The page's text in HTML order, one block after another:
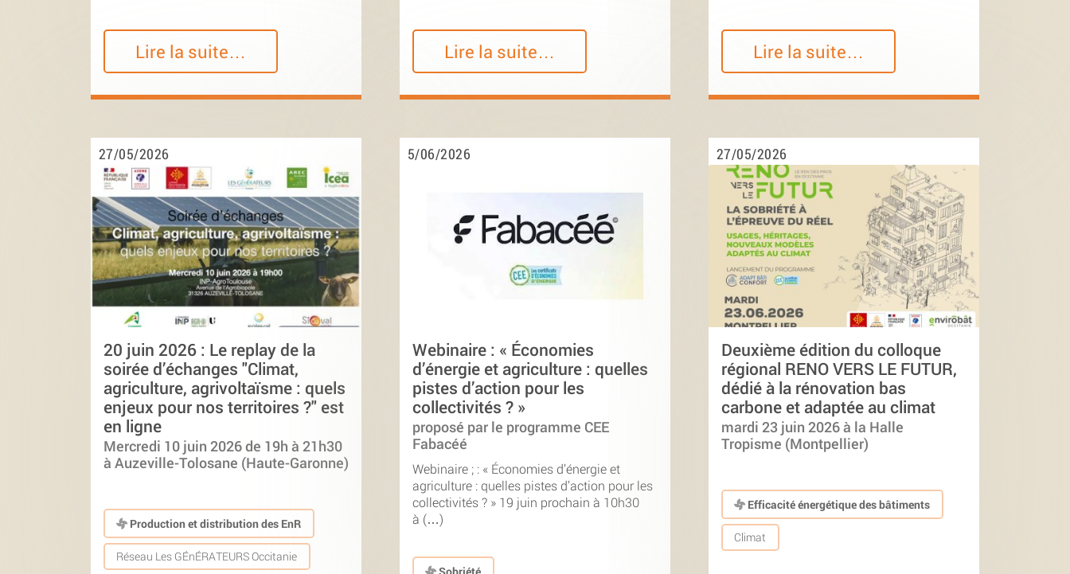
Lire la suite… Lire la suite… Lire la suite…
27/05/2026
20 juin 2026 : Le replay de la
soirée d’échanges "Climat,
agriculture, agrivoltaïsme : quels
enjeux pour nos territoires ?" est
en ligne
Mercredi 10 juin 2026 de 19h à 21h30
à Auzeville-Tolosane (Haute-Garonne)
Production et distribution des EnR
Réseau Les GÉnÉRATEURS Occitanie
5/06/2026
Webinaire : « Économies
d’énergie et agriculture : quelles
pistes d’action pour les
collectivités ? »
proposé par le programme CEE
Fabacéé
Webinaire ; : « Économies d’énergie et
agriculture : quelles pistes d’action pour les
collectivités ? » 19 juin prochain à 10h30
à (…)
27/05/2026
Deuxième édition du colloque
régional RENO VERS LE FUTUR,
dédié à la rénovation bas
carbone et adaptée au climat
mardi 23 juin 2026 à la Halle
Tropisme (Montpellier)
Efficacité énergétique des bâtiments
Climat